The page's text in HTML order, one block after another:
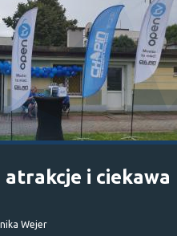
atrakcje i ciekawa
Wejer